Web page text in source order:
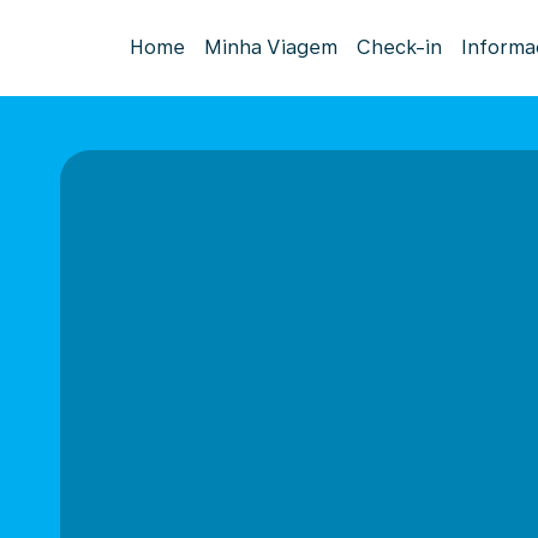
Home Minha Viagem Check-in